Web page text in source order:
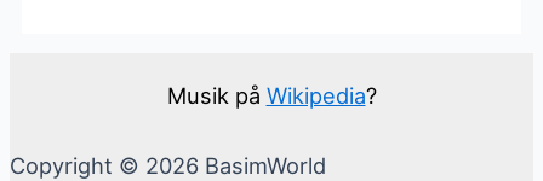
Musik på Wikipedia?
Copyright © 2026 BasimWorld